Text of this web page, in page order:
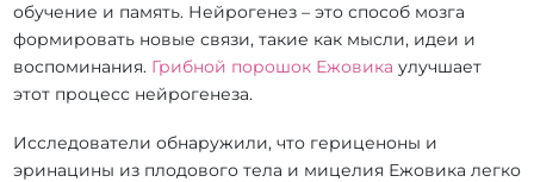
обучение и память. Нейрогенез – это способ мозга
формировать новые связи, такие как мысли, идеи и
воспоминания. Грибной порошок Ежовика улучшает
этот процесс нейрогенеза.
Исследователи обнаружили, что гериценоны и
эринацины из плодового тела и мицелия Ежовика легко